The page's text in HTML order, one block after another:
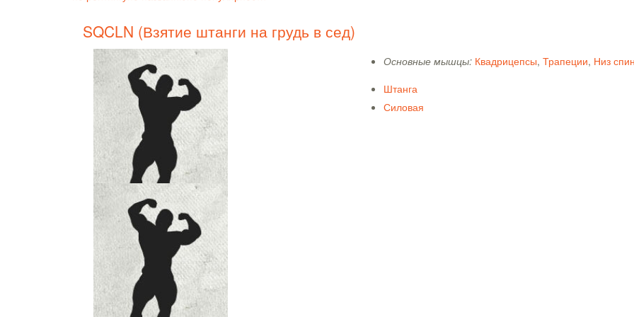
SQCLN (Взятие штанги на грудь в сед)
Основные мышцы: Квадрицепсы, Трапеции, Низ
Штанга
Силовая